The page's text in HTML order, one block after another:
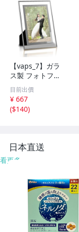
【vaps_7】ガラ
ス製 フォトフレ
ーム 《シルバ
ー》 《はがきサ
イズ》 写真立て
写真フレーム 送
目前出價
¥ 667
($140)
日本直送
看更多